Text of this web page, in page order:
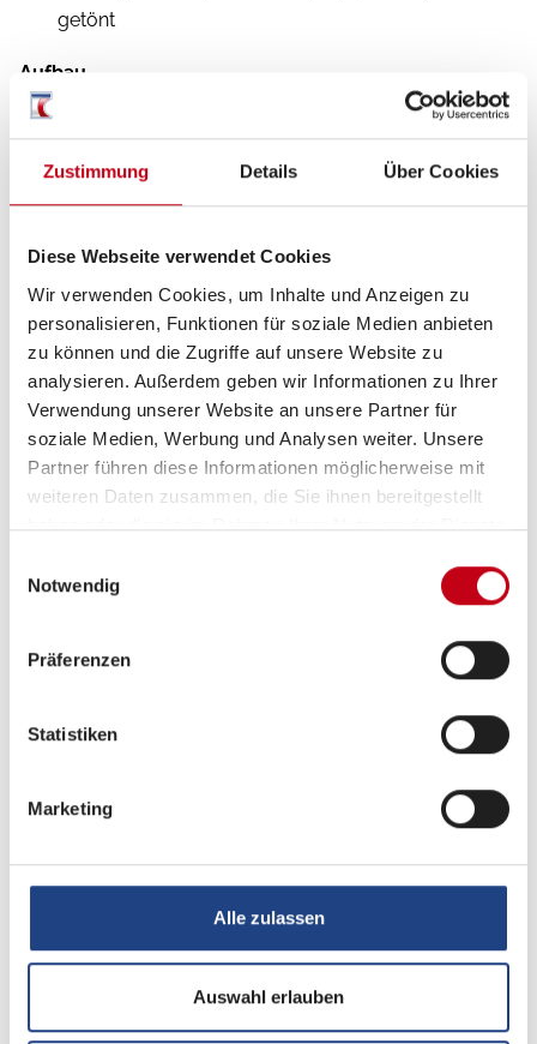
Zustimmung Details Über Cookies
Diese Webseite verwendet Cookies
Wir verwenden Cookies, um Inhalte und Anzeigen zu
personalisieren, Funktionen für soziale Medien anbieten
zu können und die Zugriffe auf unsere Website zu
analysieren. Außerdem geben wir Informationen zu Ihrer
Verwendung unserer Website an unsere Partner für
soziale Medien, Werbung und Analysen weiter. Unsere
Partner führen diese Informationen möglicherweise mit
weiteren Daten zusammen, die Sie ihnen bereitgestellt
haben oder die sie im Rahmen Ihrer Nutzung der Dienste
Notwendig
Präferenzen
Statistiken
Marketing
Alle zulassen
Auswahl erlauben
getönt
Aufbau
Dachhaube DOMETIC SEITZ Midi-Heki 70 x 50 cm
im Wohnraum, mit Verdunkelungs- und
Insektenschutzplissee
Dachhaube DOMETIC SEITZ Micro-Heki 28 x 28 cm
im Waschraum, mit Verdunkelungs- und
Insektenschutzplissee
LED-Vorzeltleuchte
Radkastenblende mit Gummilippe für Windschürze
Winterbelüftung für Sitzgruppe, Stauschränke und
Regenmarkisenleiste mit Wasserablauf, Bug/Heck
Wärmegedämmte Radkästen
Gasflaschenkasten passend für 2 x 11-kg-Flaschen